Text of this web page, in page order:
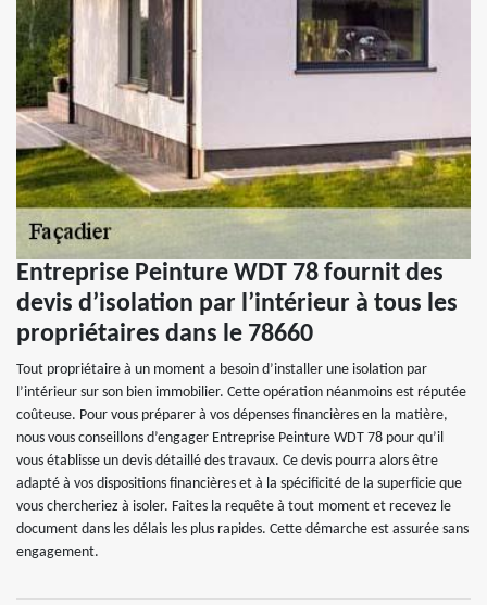
Entreprise Peinture WDT 78 fournit des
devis d’isolation par l’intérieur à tous les
propriétaires dans le 78660
Tout propriétaire à un moment a besoin d’installer une isolation par
l’intérieur sur son bien immobilier. Cette opération néanmoins est réputée
coûteuse. Pour vous préparer à vos dépenses financières en la matière,
nous vous conseillons d’engager Entreprise Peinture WDT 78 pour qu’il
vous établisse un devis détaillé des travaux. Ce devis pourra alors être
adapté à vos dispositions financières et à la spécificité de la superficie que
vous chercheriez à isoler. Faites la requête à tout moment et recevez le
document dans les délais les plus rapides. Cette démarche est assurée sans
engagement.